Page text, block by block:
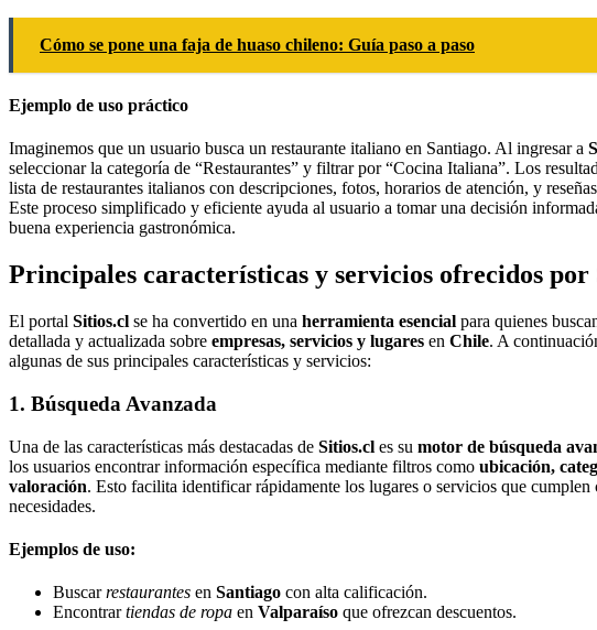
Cómo se pone una faja de huaso chileno: Guía paso a paso
Ejemplo de uso práctico
Imaginemos que un usuario busca un restaurante italiano en Santiago. Al ingresar a
seleccionar la categoría de “Restaurantes” y filtrar por “Cocina Italiana”. Los
lista de restaurantes italianos con descripciones, fotos, horarios de atención, y
Este proceso simplificado y eficiente ayuda al usuario a tomar una decisión
buena experiencia gastronómica.
Principales características y servicios ofrecidos por
El portal Sitios.cl se ha convertido en una herramienta esencial para quienes
detallada y actualizada sobre empresas, servicios y lugares en Chile. A
algunas de sus principales características y servicios:
1. Búsqueda Avanzada
Una de las características más destacadas de Sitios.cl es su motor de búsqueda
los usuarios encontrar información específica mediante filtros como ubicación,
valoración. Esto facilita identificar rápidamente los lugares o servicios que cumplen
necesidades.
Ejemplos de uso:
Buscarrestaurantes en Santiago con alta calificación.
Encontrartiendas de ropa en Valparaíso que ofrezcan descuentos.